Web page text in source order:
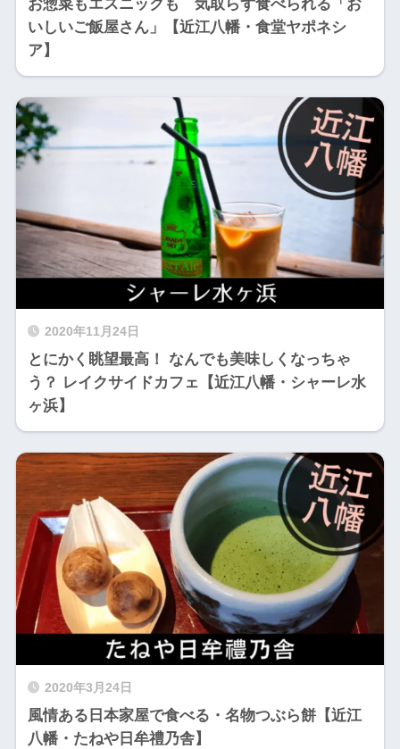
お惣菜もエスニックも 気取らず食べられる「お
いしいご飯屋さん」【近江八幡・食堂ヤポネシ
ア】
2020年11月24日
とにかく眺望最高！ なんでも美味しくなっちゃ
う？ レイクサイドカフェ【近江八幡・シャーレ水
ヶ浜】
2020年3月24日
風情ある日本家屋で食べる・名物つぶら餅【近江
八幡・たねや日牟禮乃舎】